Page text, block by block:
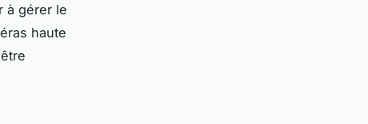
à gérer le
haute